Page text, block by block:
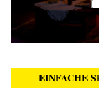
EINFACHE